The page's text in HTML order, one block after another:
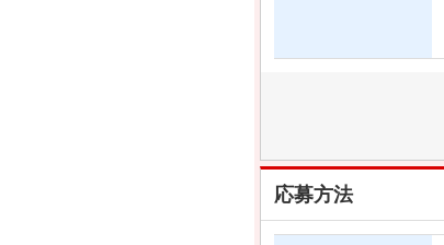
応募方法